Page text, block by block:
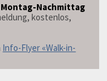
Nachmittag
kostenlos,
Info-Flyer «Walk-in-